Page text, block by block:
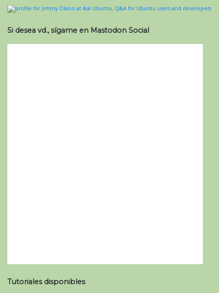
Si desea vd., sígame en Mastodon Social
Tutoriales disponibles